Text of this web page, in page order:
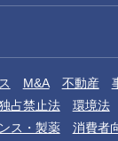
M&A 不動産
占禁止法 環境法
ス・製薬 消費者